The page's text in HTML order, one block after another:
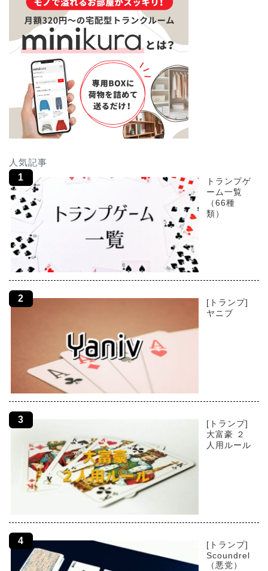
人気記事
トランプゲ
ーム一覧
（66種
類）
[トランプ]
ヤニブ
[トランプ]
大富豪 ２
人用ルール
[トランプ]
Scoundrel
（悪党）